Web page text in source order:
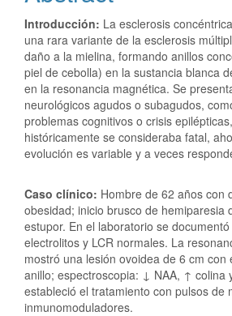
Introducción: La esclerosis
una rara variante de la esclerosis
daño a la mielina, formando anillos
piel de cebolla) en la sustancia blanca
en la resonancia magnética. Se
neurológicos agudos o subagudos,
problemas cognitivos o crisis
históricamente se consideraba fatal,
evolución es variable y a veces
Caso clínico: Hombre de 62 años con
obesidad; inicio brusco de hemiparesia
estupor. En el laboratorio se
electrolitos y LCR normales. La
mostró una lesión ovoidea de 6 cm con
anillo; espectroscopia: ↓ NAA, ↑ colina
estableció el tratamiento con pulsos de
inmunomoduladores.